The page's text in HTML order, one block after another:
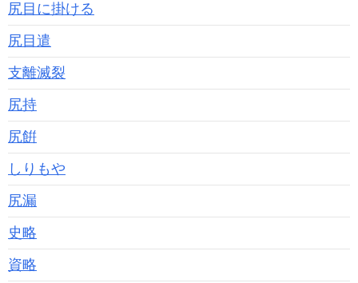
尻目に掛ける
尻目遣
支離滅裂
尻持
尻餠
しりもや
尻漏
史略
資略